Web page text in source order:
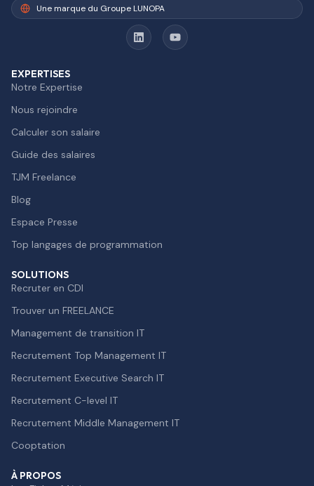
Une marque du Groupe LUNOPA
EXPERTISES
Notre Expertise
Nous rejoindre
Calculer son salaire
Guide des salaires
TJM Freelance
Blog
Espace Presse
Top langages de programmation
SOLUTIONS
Recruter en CDI
Trouver un FREELANCE
Management de transition IT
Recrutement Top Management IT
Recrutement Executive Search IT
Recrutement C-level IT
Recrutement Middle Management IT
Cooptation
À PROPOS